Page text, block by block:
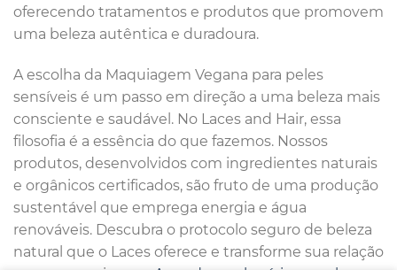
oferecendo tratamentos e produtos que promovem
uma beleza autêntica e duradoura.
A escolha da Maquiagem Vegana para peles
sensíveis é um passo em direção a uma beleza mais
consciente e saudável. No Laces and Hair, essa
filosofia é a essência do que fazemos. Nossos
produtos, desenvolvidos com ingredientes naturais
e orgânicos certificados, são fruto de uma produção
sustentável que emprega energia e água
renováveis. Descubra o protocolo seguro de beleza
natural que o Laces oferece e transforme sua relação